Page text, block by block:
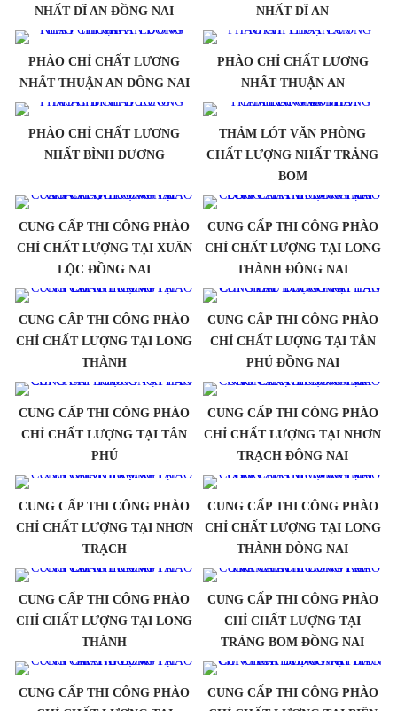
NHẤT DĨ AN ĐỒNG NAI
NHẤT DĨ AN
PHÀO CHỈ CHẤT LƯƠNG
NHẤT THUẬN AN ĐỒNG NAI
PHÀO CHỈ CHẤT LƯƠNG
NHẤT THUẬN AN
PHÀO CHỈ CHẤT LƯƠNG
NHẤT BÌNH DƯƠNG
THẢM LÓT VĂN PHÒNG
CHẤT LƯỢNG NHẤT TRẢNG
BOM
CUNG CẤP THI CÔNG PHÀO
CHỈ CHẤT LƯỢNG TẠI XUÂN
LỘC ĐỒNG NAI
CUNG CẤP THI CÔNG PHÀO
CHỈ CHẤT LƯỢNG TẠI LONG
THÀNH ĐÔNG NAI
CUNG CẤP THI CÔNG PHÀO
CHỈ CHẤT LƯỢNG TẠI LONG
THÀNH
CUNG CẤP THI CÔNG PHÀO
CHỈ CHẤT LƯỢNG TẠI TÂN
PHÚ ĐỒNG NAI
CUNG CẤP THI CÔNG PHÀO
CHỈ CHẤT LƯỢNG TẠI TÂN
PHÚ
CUNG CẤP THI CÔNG PHÀO
CHỈ CHẤT LƯỢNG TẠI NHƠN
TRẠCH ĐÔNG NAI
CUNG CẤP THI CÔNG PHÀO
CHỈ CHẤT LƯỢNG TẠI NHƠN
TRẠCH
CUNG CẤP THI CÔNG PHÀO
CHỈ CHẤT LƯỢNG TẠI LONG
THÀNH ĐÒNG NAI
CUNG CẤP THI CÔNG PHÀO
CHỈ CHẤT LƯỢNG TẠI LONG
THÀNH
CUNG CẤP THI CÔNG PHÀO
CHỈ CHẤT LƯỢNG TẠI
TRẢNG BOM ĐỒNG NAI
CUNG CẤP THI CÔNG PHÀO
CUNG CẤP THI CÔNG PHÀO